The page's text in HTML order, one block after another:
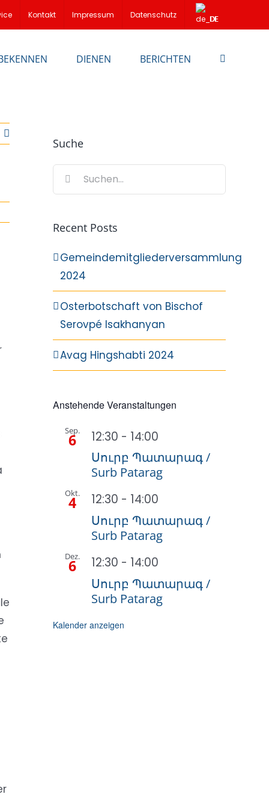
Kontakt Impressum Datenschutz DE
DIENEN BERICHTEN
Suche
Suche
nach:
Recent Posts
Gemeindemitgliederversammlung
2024
Osterbotschaft von Bischof
Serovpé Isakhanyan
Avag Hingshabti 2024
Anstehende Veranstaltungen
Sep.
6 12:30 - 14:00
Սուրբ Պատարագ /
Surb Patarag
Okt.
4 12:30 - 14:00
Սուրբ Պատարագ /
Surb Patarag
Dez.
6 12:30 - 14:00
Սուրբ Պատարագ /
Surb Patarag
Kalender anzeigen